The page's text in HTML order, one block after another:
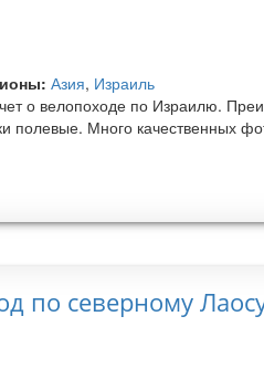
Азия, Израиль
о велопоходе по Израилю.
полевые. Много качественных
по северному